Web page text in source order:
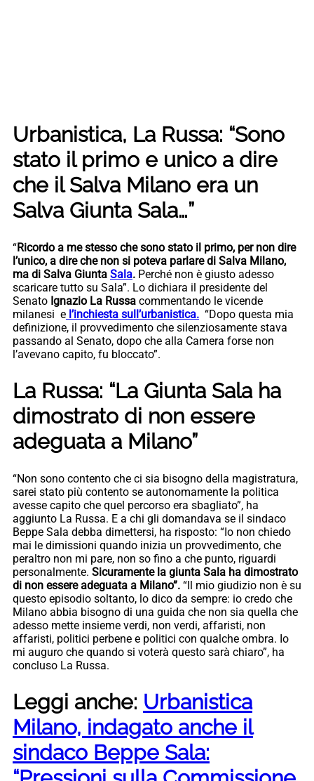
Urbanistica, La Russa: “Sono
stato il primo e unico a dire
che il Salva Milano era un
Salva Giunta Sala…”
“Ricordo a me stesso che sono stato il primo, per non dire
l’unico, a dire che non si poteva parlare di Salva Milano,
ma di Salva Giunta Sala. Perché non è giusto adesso
scaricare tutto su Sala”. Lo dichiara il presidente del
Senato Ignazio La Russa commentando le vicende
milanesi e l’inchiesta sull’urbanistica. “Dopo questa mia
definizione, il provvedimento che silenziosamente stava
passando al Senato, dopo che alla Camera forse non
l’avevano capito, fu bloccato”.
La Russa: “La Giunta Sala ha
dimostrato di non essere
adeguata a Milano”
“Non sono contento che ci sia bisogno della magistratura,
sarei stato più contento se autonomamente la politica
avesse capito che quel percorso era sbagliato”, ha
aggiunto La Russa. E a chi gli domandava se il sindaco
Beppe Sala debba dimettersi, ha risposto: “Io non chiedo
mai le dimissioni quando inizia un provvedimento, che
peraltro non mi pare, non so fino a che punto, riguardi
personalmente. Sicuramente la giunta Sala ha dimostrato
di non essere adeguata a Milano”. “Il mio giudizio non è su
questo episodio soltanto, lo dico da sempre: io credo che
Milano abbia bisogno di una guida che non sia quella che
adesso mette insieme verdi, non verdi, affaristi, non
affaristi, politici perbene e politici con qualche ombra. Io
mi auguro che quando si voterà questo sarà chiaro”, ha
concluso La Russa.
Leggi anche: Urbanistica
Milano, indagato anche il
sindaco Beppe Sala: